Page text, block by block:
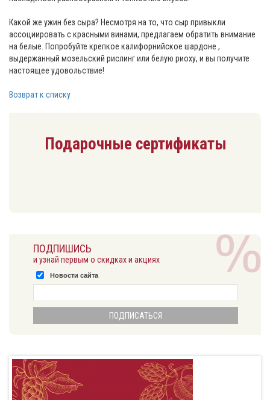
Какой же ужин без сыра? Несмотря на то, что сыр привыкли
ассоциировать с красными винами, предлагаем обратить внимание
на белые. Попробуйте крепкое калифорнийское шардоне ,
выдержанный мозельский рислинг или белую риоху, и вы получите
настоящее удовольствие!
Возврат к списку
Подарочные сертификаты
ПОДПИШИСЬ
и узнай первым о скидках и акциях
Новости сайта